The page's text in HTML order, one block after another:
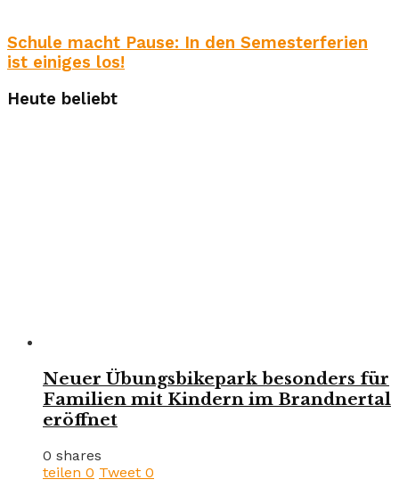
Schule macht Pause: In den Semesterferien
ist einiges los!
Heute beliebt
Neuer Übungsbikepark besonders für
Familien mit Kindern im Brandnertal
eröffnet
0 shares
teilen 0 Tweet 0